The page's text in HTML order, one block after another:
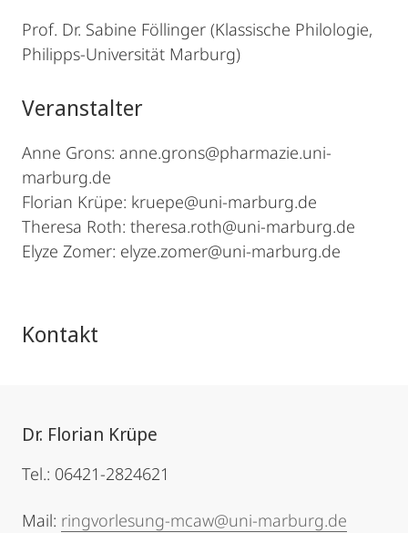
Prof. Dr. Sabine Föllinger (Klassische Philologie,
Philipps-Universität Marburg)
Veranstalter
Anne Grons: anne.grons@pharmazie.uni-
marburg.de
Florian Krüpe: kruepe@uni-marburg.de
Theresa Roth: theresa.roth@uni-marburg.de
Elyze Zomer: elyze.zomer@uni-marburg.de
Kontakt
Dr. Florian Krüpe
Tel.: 06421-2824621
Mail: ringvorlesung-mcaw@uni-marburg.de